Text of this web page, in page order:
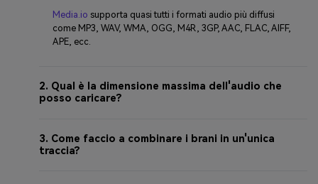
Media.io supporta quasi tutti i formati audio più diffusi
come MP3, WAV, WMA, OGG, M4R, 3GP, AAC, FLAC, AIFF,
APE, ecc.
2. Qual è la dimensione massima dell'audio che
posso caricare?
3. Come faccio a combinare i brani in un'unica
traccia?